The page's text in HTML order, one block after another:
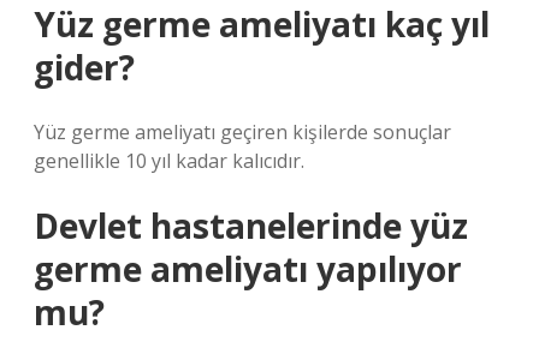
Yüz germe ameliyatı kaç yıl
gider?
Yüz germe ameliyatı geçiren kişilerde sonuçlar
genellikle 10 yıl kadar kalıcıdır.
Devlet hastanelerinde yüz
germe ameliyatı yapılıyor
mu?